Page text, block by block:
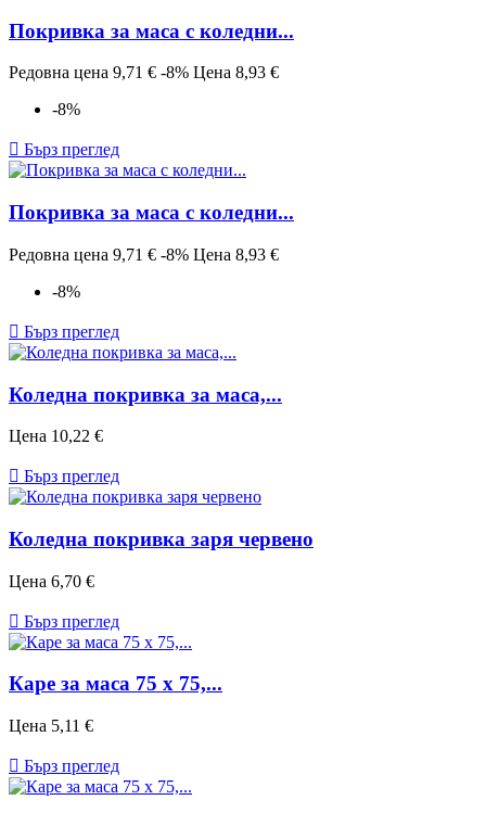
Покривка за маса с коледни...
Редовна цена 9,71 € -8% Цена 8,93 €
-8%
 Бърз преглед
Покривка за маса с коледни...
Редовна цена 9,71 € -8% Цена 8,93 €
-8%
 Бърз преглед
Коледна покривка за маса,...
Цена 10,22 €
 Бърз преглед
Коледна покривка заря червено
Цена 6,70 €
 Бърз преглед
Каре за маса 75 х 75,...
Цена 5,11 €
 Бърз преглед